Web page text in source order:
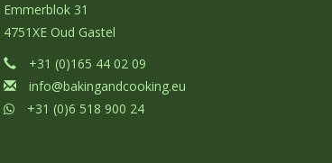
Emmerblok 31
4751XE Oud Gastel
+31 (0)165 44 02 09
info@bakingandcooking.eu
+31 (0)6 518 900 24